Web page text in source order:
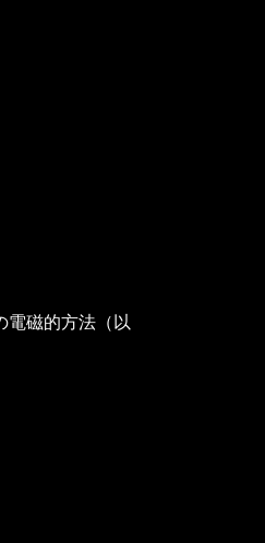
電磁的方法（以